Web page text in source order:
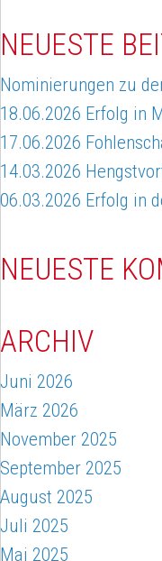
NEUESTE
Nominierungen zu
18.06.2026 Erfolg in
17.06.2026
14.03.2026
06.03.2026 Erfolg in
NEUESTE
ARCHIV
Juni 2026
März 2026
November 2025
September 2025
August 2025
Juli 2025
Mai 2025